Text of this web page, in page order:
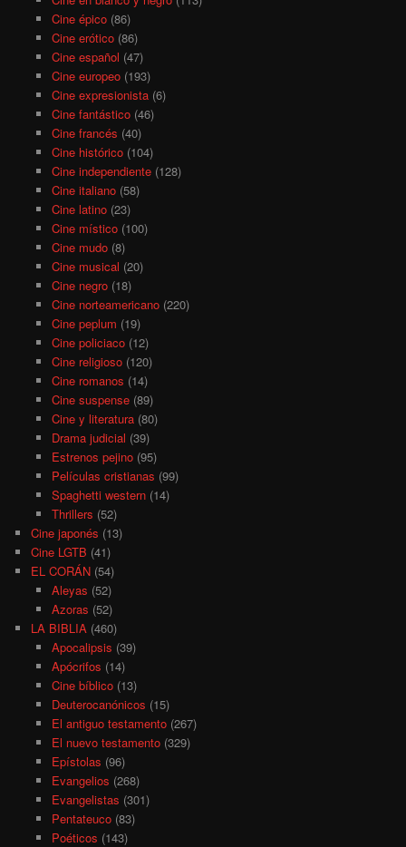
Cine épico(86)
Cine erótico(86)
Cine español (47)
Cine europeo(193)
Cine expresionista(6)
Cine fantástico(46)
Cine francés (40)
Cine histórico(104)
Cine independiente(128)
Cine italiano(58)
Cine latino(23)
Cine místico(100)
Cine mudo(8)
Cine musical (20)
Cine negro(18)
Cine norteamericano(220)
Cine peplum (19)
Cine policiaco(12)
Cine religioso(120)
Cine romanos (14)
Cine suspense(89)
Cine y literatura(80)
Drama judicial (39)
Estrenos pejino(95)
Películas cristianas (99)
Spaghetti western(14)
Thrillers (52)
Cine japonés (13)
Cine LGTB (41)
EL CORÁN (54)
Aleyas (52)
Azoras (52)
LA BIBLIA (460)
Apocalipsis (39)
Apócrifos (14)
Cine bíblico(13)
Deuterocanónicos (15)
El antiguo testamento(267)
El nuevo testamento(329)
Epístolas (96)
Evangelios (268)
Evangelistas (301)
Pentateuco(83)
Poéticos (143)